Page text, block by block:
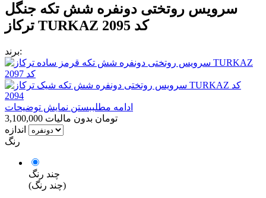
سرویس روتختی دونفره شش تکه جنگل
ترکاز TURKAZ کد 2095
برند:
ادامه مطلببستن نمایش توضیحات
3,100,000 تومان بدون مالیات
اندازه
رنگ
چند رنگ
(چند رنگ)